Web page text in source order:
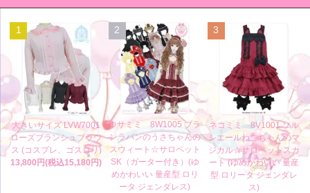
1
大きいサイズ LVW7001
ローズブランシュブラウ
ス (コスプレ、ゴスロリ)
13,800円(税込15,180円)
2
ウサミミ 8W1005 ブラ
ンラパンのうさちゃんの
スウィート☆サロペット
SK（ガーター付き）(ゆ
めかわいい 量産型 ロリ
ータ ジェンダレス)
3
ネコミミ 8V1001 ソル
シエールねこちゃんのマ
ジカル☆サロペットスカ
ート (ゆめかわいい 量産
型 ロリータ ジェンダレ
ス)